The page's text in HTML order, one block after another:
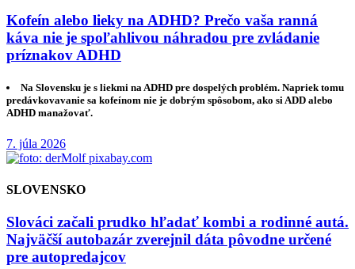
Kofeín alebo lieky na ADHD? Prečo vaša ranná
káva nie je spoľahlivou náhradou pre zvládanie
príznakov ADHD
Na Slovensku je s liekmi na ADHD pre dospelých problém. Napriek tomu
predávkovavanie sa kofeínom nie je dobrým spôsobom, ako si ADD alebo
ADHD manažovať.
7. júla 2026
SLOVENSKO
Slováci začali prudko hľadať kombi a rodinné autá.
Najväčší autobazár zverejnil dáta pôvodne určené
pre autopredajcov